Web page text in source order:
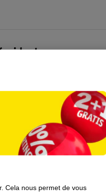
l’entreprise
Cela nous permet de vous